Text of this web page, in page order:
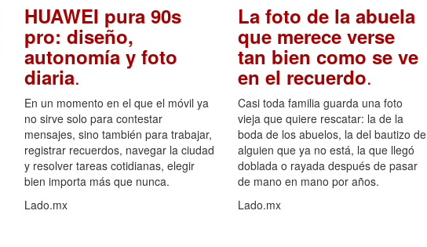
HUAWEI pura 90s
pro: diseño,
autonomía y foto
diaria.
En un momento en el que el móvil ya
no sirve solo para contestar
mensajes, sino también para trabajar,
registrar recuerdos, navegar la ciudad
y resolver tareas cotidianas, elegir
bien importa más que nunca.
Lado.mx
La foto de la abuela
que merece verse
tan bien como se ve
en el recuerdo.
Casi toda familia guarda una foto
vieja que quiere rescatar: la de la
boda de los abuelos, la del bautizo de
alguien que ya no está, la que llegó
doblada o rayada después de pasar
de mano en mano por años.
Lado.mx